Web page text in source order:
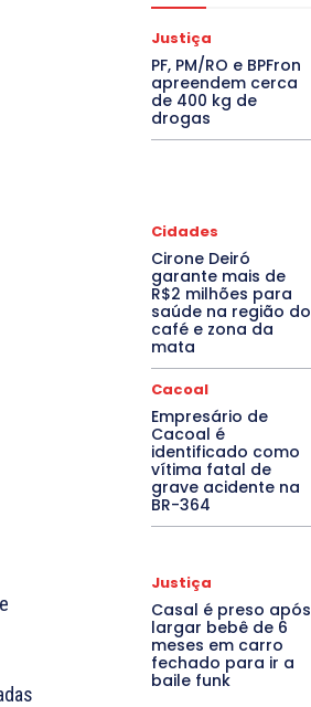
Justiça
PF, PM/RO e BPFron
apreendem cerca
de 400 kg de
drogas
Cidades
Cirone Deiró
garante mais de
R$2 milhões para
saúde na região do
café e zona da
mata
Cacoal
Empresário de
Cacoal é
identificado como
vítima fatal de
grave acidente na
BR-364
Justiça
Casal é preso após
largar bebê de 6
meses em carro
fechado para ir a
baile funk